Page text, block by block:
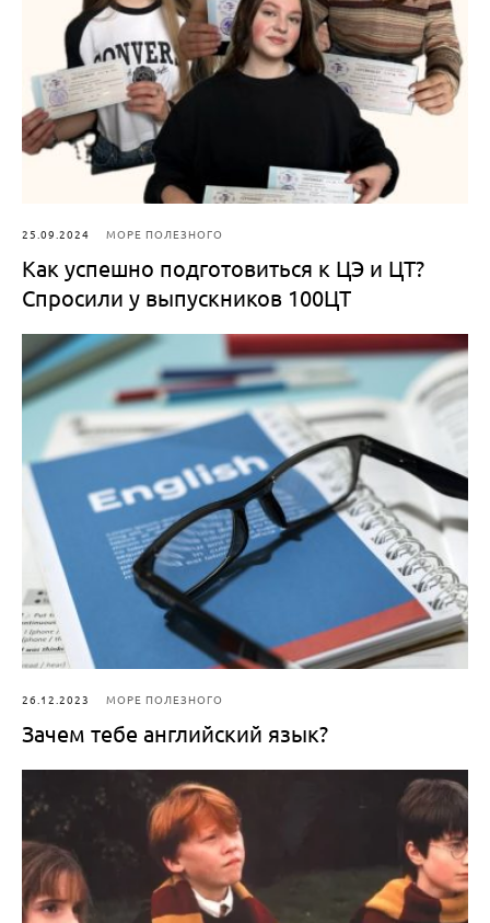
25.09.2024 МОРЕ ПОЛЕЗНОГО
Как успешно подготовиться к ЦЭ и ЦТ?
Спросили у выпускников 100ЦТ
26.12.2023 МОРЕ ПОЛЕЗНОГО
Зачем тебе английский язык?